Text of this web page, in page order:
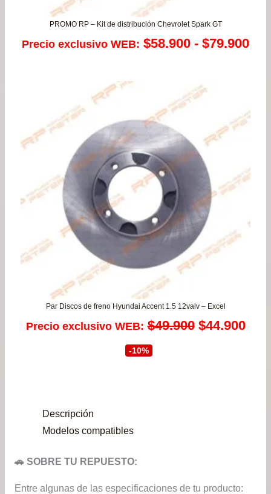
PROMO RP – Kit de distribución Chevrolet Spark GT
Precio exclusivo WEB: $58.900 - $79.900
Par Discos de freno Hyundai Accent 1.5 12valv – Excel
Precio exclusivo WEB: $49.900 El
$44.900El
-10%
Descripción
Modelos compatibles
🚗 SOBRE TU REPUESTO:
Entre algunas de las especificaciones de tu producto: